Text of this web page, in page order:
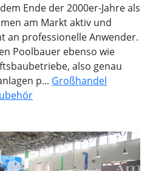
Ende der 2000er-Jahre als
am Markt aktiv und
an professionelle Anwender.
Poolbauer ebenso wie
also genau
p... Großhandel